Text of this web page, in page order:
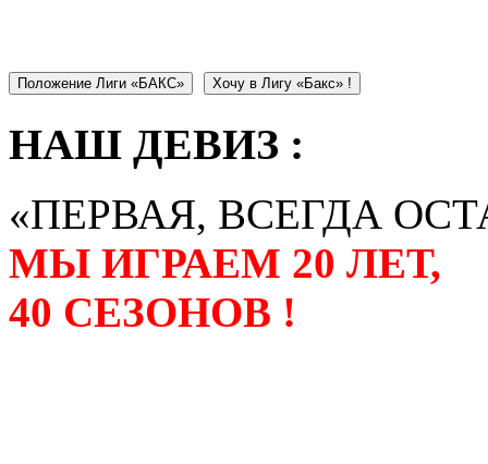
Положение Лиги «БАКС» Хочу в Лигу «Бакс» !
НАШ ДЕВИЗ :
«ПЕРВАЯ, ВСЕГДА
МЫ ИГРАЕМ 20 ЛЕТ,
40 СЕЗОНОВ !